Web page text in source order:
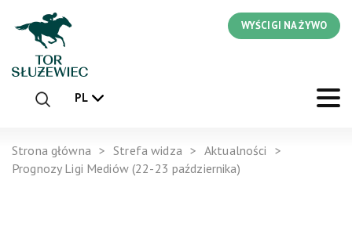
WYŚCIGI NA ŻYWO
PL
Strona główna Strefa widza
Aktualności
Prognozy Ligi Mediów (22-23 października)